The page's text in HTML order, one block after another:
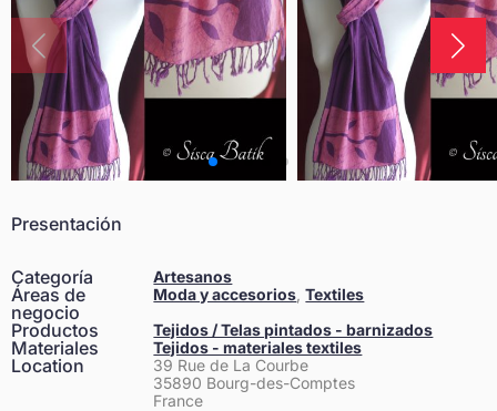
Presentación
Categoría Artesanos
Áreas de
negocio
Moda y accesorios ,Textiles
Productos Tejidos / Telas pintados - barnizados
Materiales Tejidos - materiales textiles
Location
39 Rue de La Courbe
35890 Bourg-des-Comptes
France